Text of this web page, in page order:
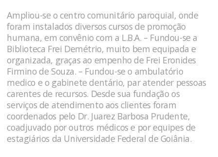
Ampliou-se o centro comunitário paroquial, onde
foram instalados diversos cursos de promoção
humana, em convênio com a L.B.A. – Fundou-se a
Biblioteca Frei Demétrio, muito bem equipada e
organizada, graças ao empenho de Frei Eronides
Firmino de Souza. – Fundou-se o ambulatório
medico e o gabinete dentário, par atender pessoas
carentes de recursos. Desde sua fundação os
serviços de atendimento aos clientes foram
coordenados pelo Dr. Juarez Barbosa Prudente,
coadjuvado por outros médicos e por equipes de
estagiários da Universidade Federal de Goiânia.